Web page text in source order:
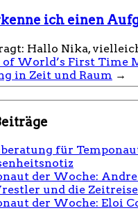
ich einen
Hallo Nika,
World’s First Time
in Zeit und Raum →
für
der Woche:
und die
der Woche: Eloi